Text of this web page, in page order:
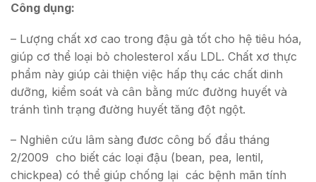
Công dụng:
– Lượng chất xơ cao trong đậu gà tốt cho hệ tiêu hóa,
giúp cơ thể loại bỏ cholesterol xấu LDL. Chất xơ thực
phẩm này giúp cải thiện việc hấp thụ các chất dinh
dưỡng, kiểm soát và cân bằng mức đường huyết và
tránh tình trạng đường huyết tăng đột ngột.
– Nghiên cứu lâm sàng đươc công bố đầu tháng
2/2009 cho biết các loại đậu (bean, pea, lentil,
chickpea) có thể giúp chống lại các bệnh mãn tính